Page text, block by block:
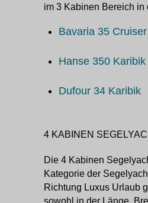
im 3 Kabinen Bereich in
Bavaria 35
Hanse 350 Karibik
Dufour 34 Karibik
4 KABINEN
Die 4 Kabinen
Kategorie der
Richtung Luxus Urlaub